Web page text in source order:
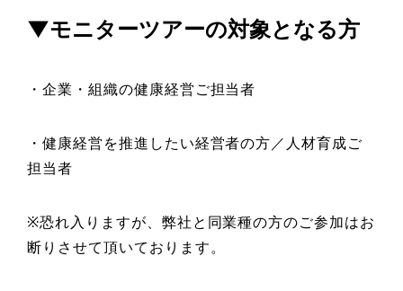
▼モニターツアーの対象となる方
・企業・組織の健康経営ご担当者
・健康経営を推進したい経営者の方／人材育成ご
担当者
※恐れ入りますが、弊社と同業種の方のご参加はお
断りさせて頂いております。